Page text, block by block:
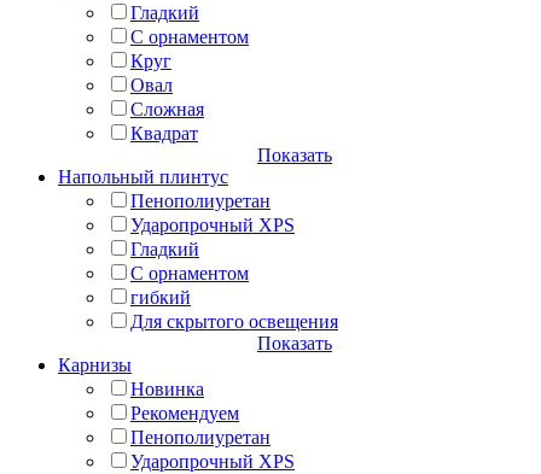
Гладкий
С орнаментом
Круг
Овал
Сложная
Квадрат
Показать
Напольный плинтус
Пенополиуретан
Ударопрочный XPS
Гладкий
С орнаментом
гибкий
Для скрытого освещения
Показать
Карнизы
Новинка
Рекомендуем
Пенополиуретан
Ударопрочный XPS